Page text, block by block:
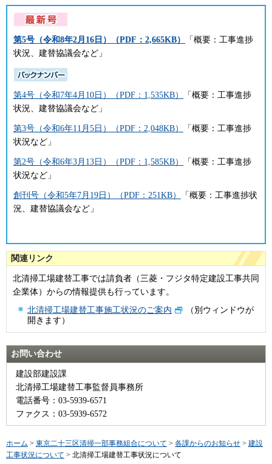
第5号（令和8年2月16日）（PDF：2,665KB）
「概要：工事進捗
状況、建替協議会など」
第4号（令和7年4月10日）（PDF：1,535KB）
「概要：工事進捗
状況、建替協議会など」
第3号（令和6年11月5日）（PDF：2,048KB）
「概要：工事進捗
状況など」
第2号（令和6年3月13日）（PDF：1,585KB）
「概要：工事進捗
状況など」
創刊号（令和5年7月19日）（PDF：251KB）
「概要：工事進捗状
況、建替協議会など」
関連リンク
北清掃工場建替工事では請負者（三菱・フジタ特定建設工事共同
企業体）からの情報提供も行っています。
北清掃工場建替工事施工状況のご案内
（別ウィンドウが
開きます）
お問い合わせ
建設部建設課
北清掃工場建替工事監督員事務所
電話番号：03-5939-6571
ファクス：03-5939-6572
ホーム > 東京二十三区清掃一部事務組合について > 各課からのお知らせ > 建設
工事状況について > 北清掃工場建替工事状況について